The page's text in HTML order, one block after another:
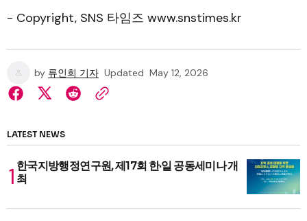
- Copyright, SNS 타임즈 www.snstimes.kr
by 류인희 기자 Updated May 12, 2026
LATEST NEWS
한국지방행정연구원, 제17회 한·일 공동세미나 개
최